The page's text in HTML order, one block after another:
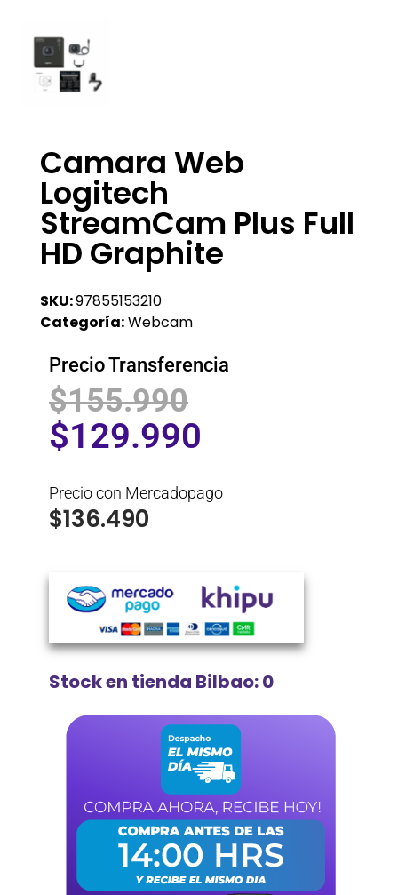
Camara Web
Logitech
StreamCam Plus Full
HD Graphite
SKU:97855153210
Categoría:Webcam
Precio Transferencia
$155.990
$129.990
Precio con Mercadopago
$136.490
Stock en tienda Bilbao: 0